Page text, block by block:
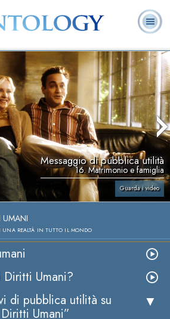
Ministri
Volontari
Domande
ricorrenti
Libri
Messaggio di pubblica utilità
16. Matrimonio e famiglia
Guarda i video
UMANI
UNA REALTÀ IN TUTTO IL MONDO
Umani?
di pubblica utilità su
Umani”